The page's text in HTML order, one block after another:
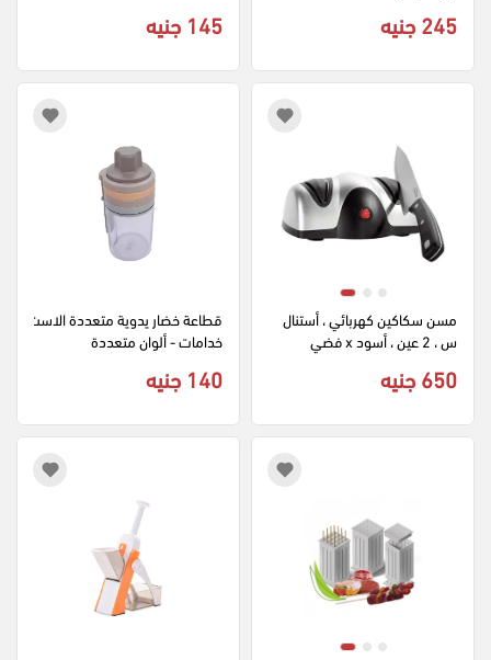
245 جنيه 145 جنيه
مسن سكاكين كهربائي ، أستنال
س ، 2 عين ، أسود x فضي
650 جنيه
قطاعة خضار يدوية متعددة الاست
خدامات - ألوان متعددة
140 جنيه